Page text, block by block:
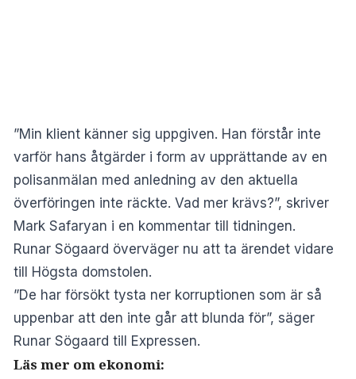
”Min klient känner sig uppgiven. Han förstår inte
varför hans åtgärder i form av upprättande av en
polisanmälan med anledning av den aktuella
överföringen inte räckte. Vad mer krävs?”, skriver
Mark Safaryan i en kommentar till tidningen.
Runar Sögaard överväger nu att ta ärendet vidare
till Högsta domstolen.
”De har försökt tysta ner korruptionen som är så
uppenbar att den inte går att blunda för”, säger
Runar Sögaard till Expressen.
Läs mer om ekonomi: